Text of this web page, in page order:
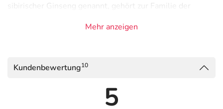
sibirischer Ginseng genannt, gehört zur Familie der
mehrjähriger, bis zu 2 – 3 m hoher stacheliger Strauch,
Zur Herstellung des Arzneimittels ELEU CURARINA®
Tropfen werden ausschließlich Wurzeln aus
Wildbeständen aus Nord China verwendet, die der im
Mehr anzeigen
Kundenbewertung10
5